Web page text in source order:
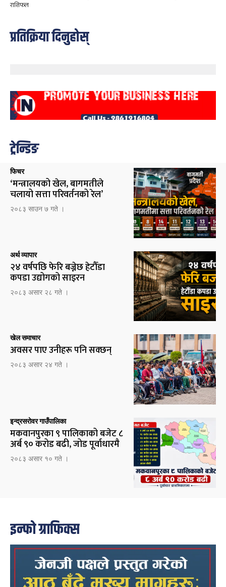
राशिफल
प्रतिक्रिया दिनुहोस्
ट्रेन्डिङ
फिचर
‘मन्त्रालयको खेल, बागमतीले
चलायो सत्ता परिवर्तनको रेल’
२०८३ साउन ७ गते ।
अर्थ व्यापार
२४ वर्षपछि फेरि बज्नेछ हेटौँडा
कपडा उद्योगको साइरन
२०८३ असार २८ गते ।
खेल समाचार
अवसर पाए उनीहरू पनि सक्छन्
२०८३ असार २४ गते ।
इन्द्रसरोवर गाउँपालिका
मकवानपुरका ९ पालिकाको बजेट ८
अर्ब ९० करोड बढी, जोड पूर्वाधारमै
२०८३ असार १० गते ।
इन्फो ग्राफिक्स